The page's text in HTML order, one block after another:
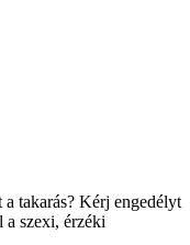
takarás? Kérj engedélyt
a szexi, érzéki